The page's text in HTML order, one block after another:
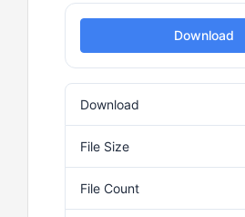
Download
Download
File Size
File Count